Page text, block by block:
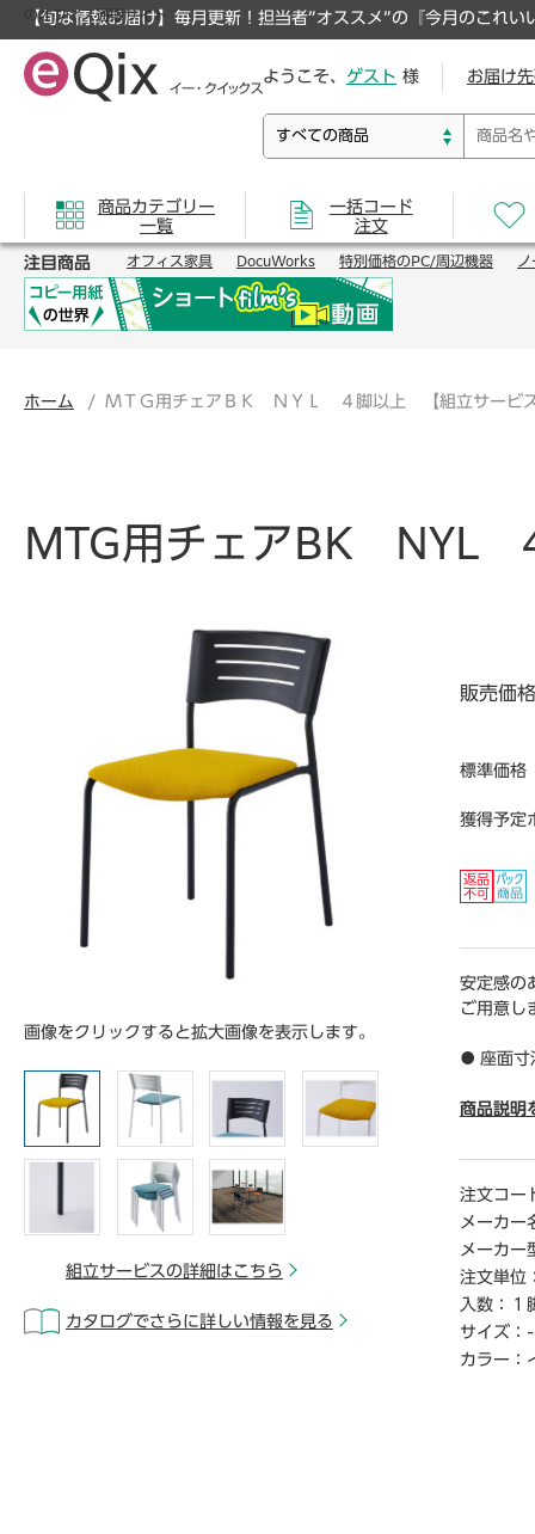
【旬な情報お届け】毎月更新！担当者”オススメ”の『今月のこれい
のオフィス通販サイト
ようこそ、 ゲスト 様 お届け
商品カテゴリー
一覧
一括コード
注文
注目商品 オフィス家具 DocuWorks 特別価格のPC/周辺機器 ノ
ホーム ＭＴＧ用チェアＢＫ ＮＹＬ ４脚以上 【組立サービ
MTG用チェアBK NYL
画像をクリックすると拡大画像を表示します。
組立サービスの詳細はこちら
カタログでさらに詳しい情報を見る
販売価格
標準価格
獲得予定
安定感の
ご用意し
● 座面寸
● 材質／
● 質量／
● スタッ
● 生産国
● 「組立
ら開梱・
立サ―ビ
さい。
※この商
商品説明
注文コー
メーカー
メーカー
注文単位
入数：
１
サイズ： -
カラー：